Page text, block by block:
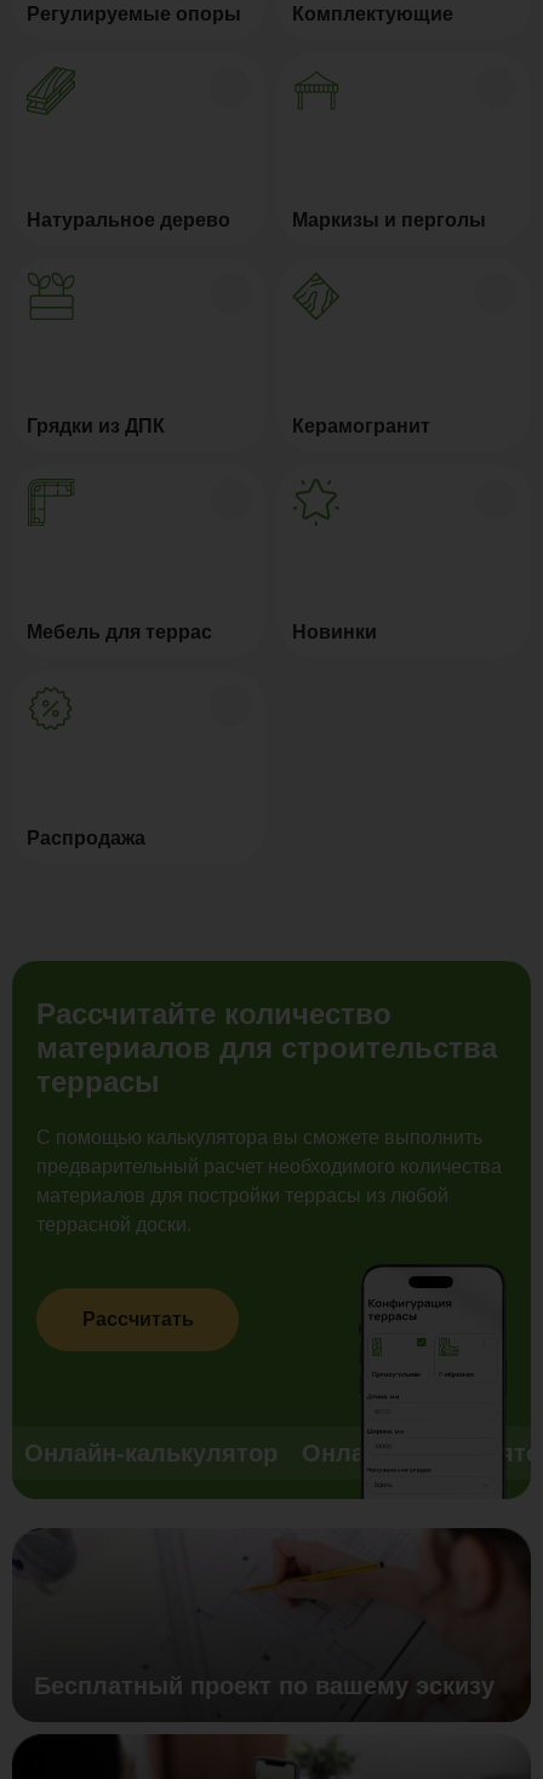
Регулируемые опоры Комплектующие
Натуральное дерево Маркизы и перголы
Грядки из ДПК Керамогранит
Мебель для террас Новинки
Распродажа
Рассчитайте количество
материалов для строительства
террасы
С помощью калькулятора вы сможете выполнить
предварительный расчет необходимого количества
материалов для постройки террасы из любой
террасной доски.
Рассчитать
Онлайн-калькулятор Онлайн-
Бесплатный проект по вашему эскизу